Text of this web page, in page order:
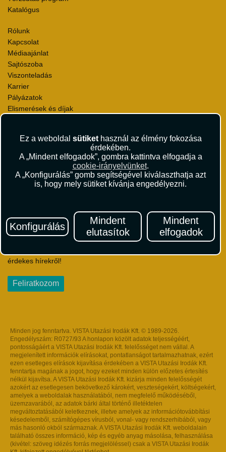
Ez a weboldal sütikethasznál az élmény fokozása
érdekében.
A „Mindent elfogadok”, gombra kattintva elfogadja a
cookie-irányelvünket.
A „Konfigurálás” gomb segítségével kiválaszthatja azt
is, hogy mely sütiket kívánja engedélyezni.
Konfigurálás
Mindent
elutasítok
Mindent
elfogadok
Katalógus
Rólunk
Kapcsolat
Médiaajánlat
Sajtószoba
Viszonteladás
Karrier
Pályázatok
Elismerések és díjak
Utazási Csomag Szerződési Feltételek
Útlemondás-biztosítás Szerződési Feltételek
Utasbiztosítás Szerződési Feltételek
Repülőjegy Szerződési Feltételek
Adatvédelem
Hírlevél
Iratkozzon fel Magyarország egyik legszínesebb utazási
érdekes hírekről!
Feliratkozom
Minden jog fenntartva. VISTA Utazási Irodák Kft. © 1989-2026.
Engedélyszám: R0727/93 A honlapon közölt adatok teljességéért,
pontosságáért a VISTA Utazási Irodák Kft. felelősséget nem vállal. A
megjelenített információk elírásokat, pontatlanságot tartalmazhatnak, ezért
ezen esetleges elírások kijavítása érdekében a VISTA Utazási Irodák Kft.
fenntartja magának a jogot, hogy ezeket minden külön előzetes értesítés
nélkül kijavítsa. A VISTA Utazási Irodák Kft. kizárja minden felelősségét
azokért az esetlegesen bekövetkező károkért, veszteségekért, költségekért,
amelyek a weboldalak használatából, nem megfelelő működéséből,
üzemzavarából, az adatok bárki által történő illetéktelen
megváltoztatásából keletkeznek, illetve amelyek az információtovábbítási
késedelemből, számítógépes vírusból, vonal- vagy rendszerhibából, vagy
más hasonló okból származnak. A VISTA Utazási Irodák Kft. weboldalain
található összes információ, kép és egyéb anyag másolása, felhasználása
(kivétel: szöveg idézés forrás megjelöléssel) csak a VISTA Utazási Irodák